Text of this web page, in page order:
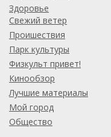
Здоровье
Свежий ветер
Проишествия
Парк культуры
Физкульт привет!
Кинообзор
Лучшие материалы
Мой город
Общество